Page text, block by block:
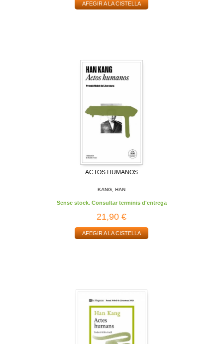
AFEGIR A LA CISTELLA
ACTOS HUMANOS
KANG, HAN
Sense stock. Consultar terminis d'entrega
21,90 €
AFEGIR A LA CISTELLA